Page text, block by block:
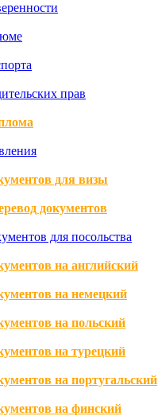
прав
для визы
документов
для посольства
на английский
на немецкий
на польский
на турецкий
на португальский
на финский